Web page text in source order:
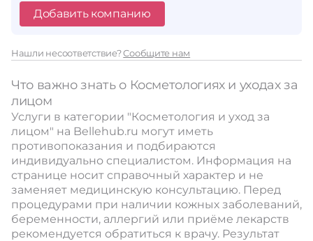
Добавить компанию
Нашли несоответствие?Сообщите нам
Что важно знать о Косметологиях и уходах за
лицом
Услуги в категории "Косметология и уход за
лицом" на Bellehub.ru могут иметь
противопоказания и подбираются
индивидуально специалистом. Информация на
странице носит справочный характер и не
заменяет медицинскую консультацию. Перед
процедурами при наличии кожных заболеваний,
беременности, аллергий или приёме лекарств
рекомендуется обратиться к врачу. Результат